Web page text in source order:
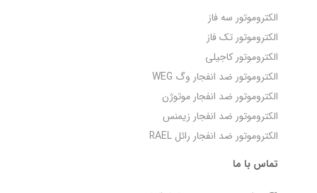
الکتروموتور سه فاز
الکتروموتور تک فاز
الکتروموتور کاجیلی
الکتروموتور ضد انفجار وگ WEG
الکتروموتور ضد انفجار موتوژن
الکتروموتور ضد انفجار زیمنس
الکتروموتور ضد انفجار رائل RAEL
تماس با ما